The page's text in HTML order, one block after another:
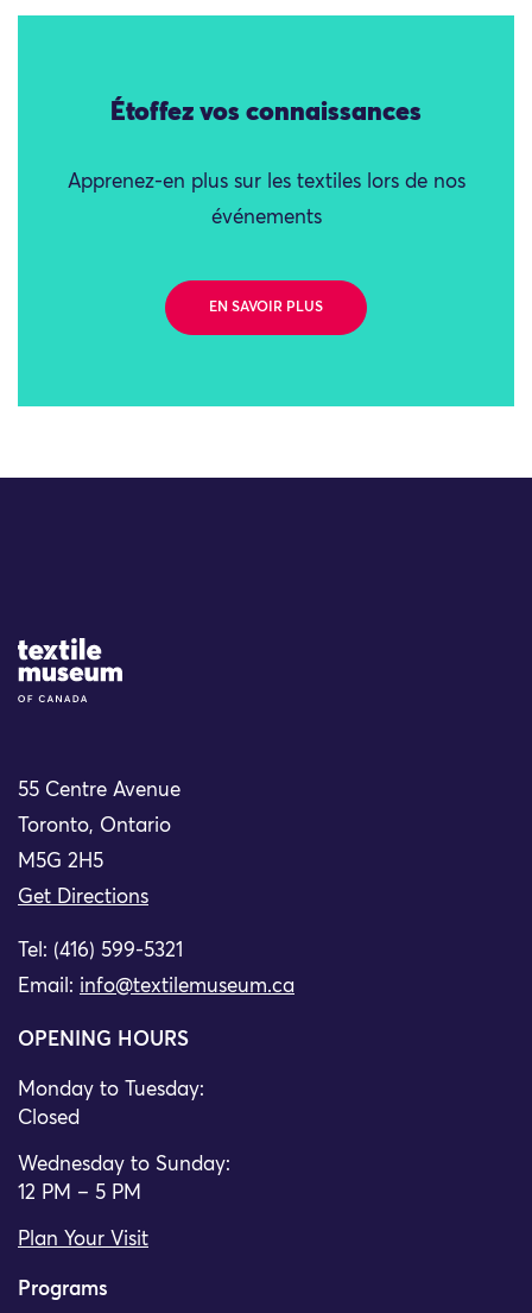
Étoffez vos connaissances
Apprenez-en plus sur les textiles lors de nos
événements
EN SAVOIR PLUS
Site Logo
55 Centre Avenue
Toronto, Ontario
M5G 2H5
Get Directions
Tel: (416) 599-5321
Email: info@textilemuseum.ca
OPENING HOURS
Monday to Tuesday:
Closed
Wednesday to Sunday:
12 PM – 5 PM
Plan Your Visit
Programs